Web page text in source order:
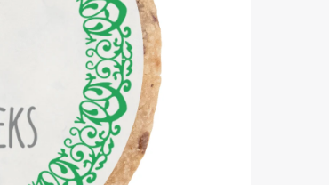
Sind Plätzchen
KEKSE?
Leckere